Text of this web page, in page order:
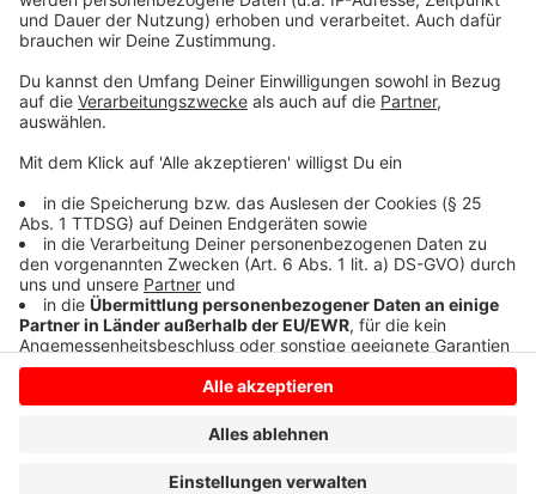
hält übrigens Ingrid Klimke. Die Vielseitigkeitsreitern
gewann nicht weniger als elf Mal die Krone des Sports
in Münster.
Anzeige
Anzeige